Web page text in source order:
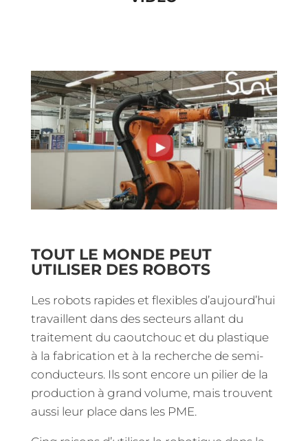
TOUT LE MONDE PEUT
UTILISER DES ROBOTS
Les robots rapides et flexibles d’aujourd’hui
travaillent dans des secteurs allant du
traitement du caoutchouc et du plastique
à la fabrication et à la recherche de semi-
conducteurs. Ils sont encore un pilier de la
production à grand volume, mais trouvent
aussi leur place dans les PME.